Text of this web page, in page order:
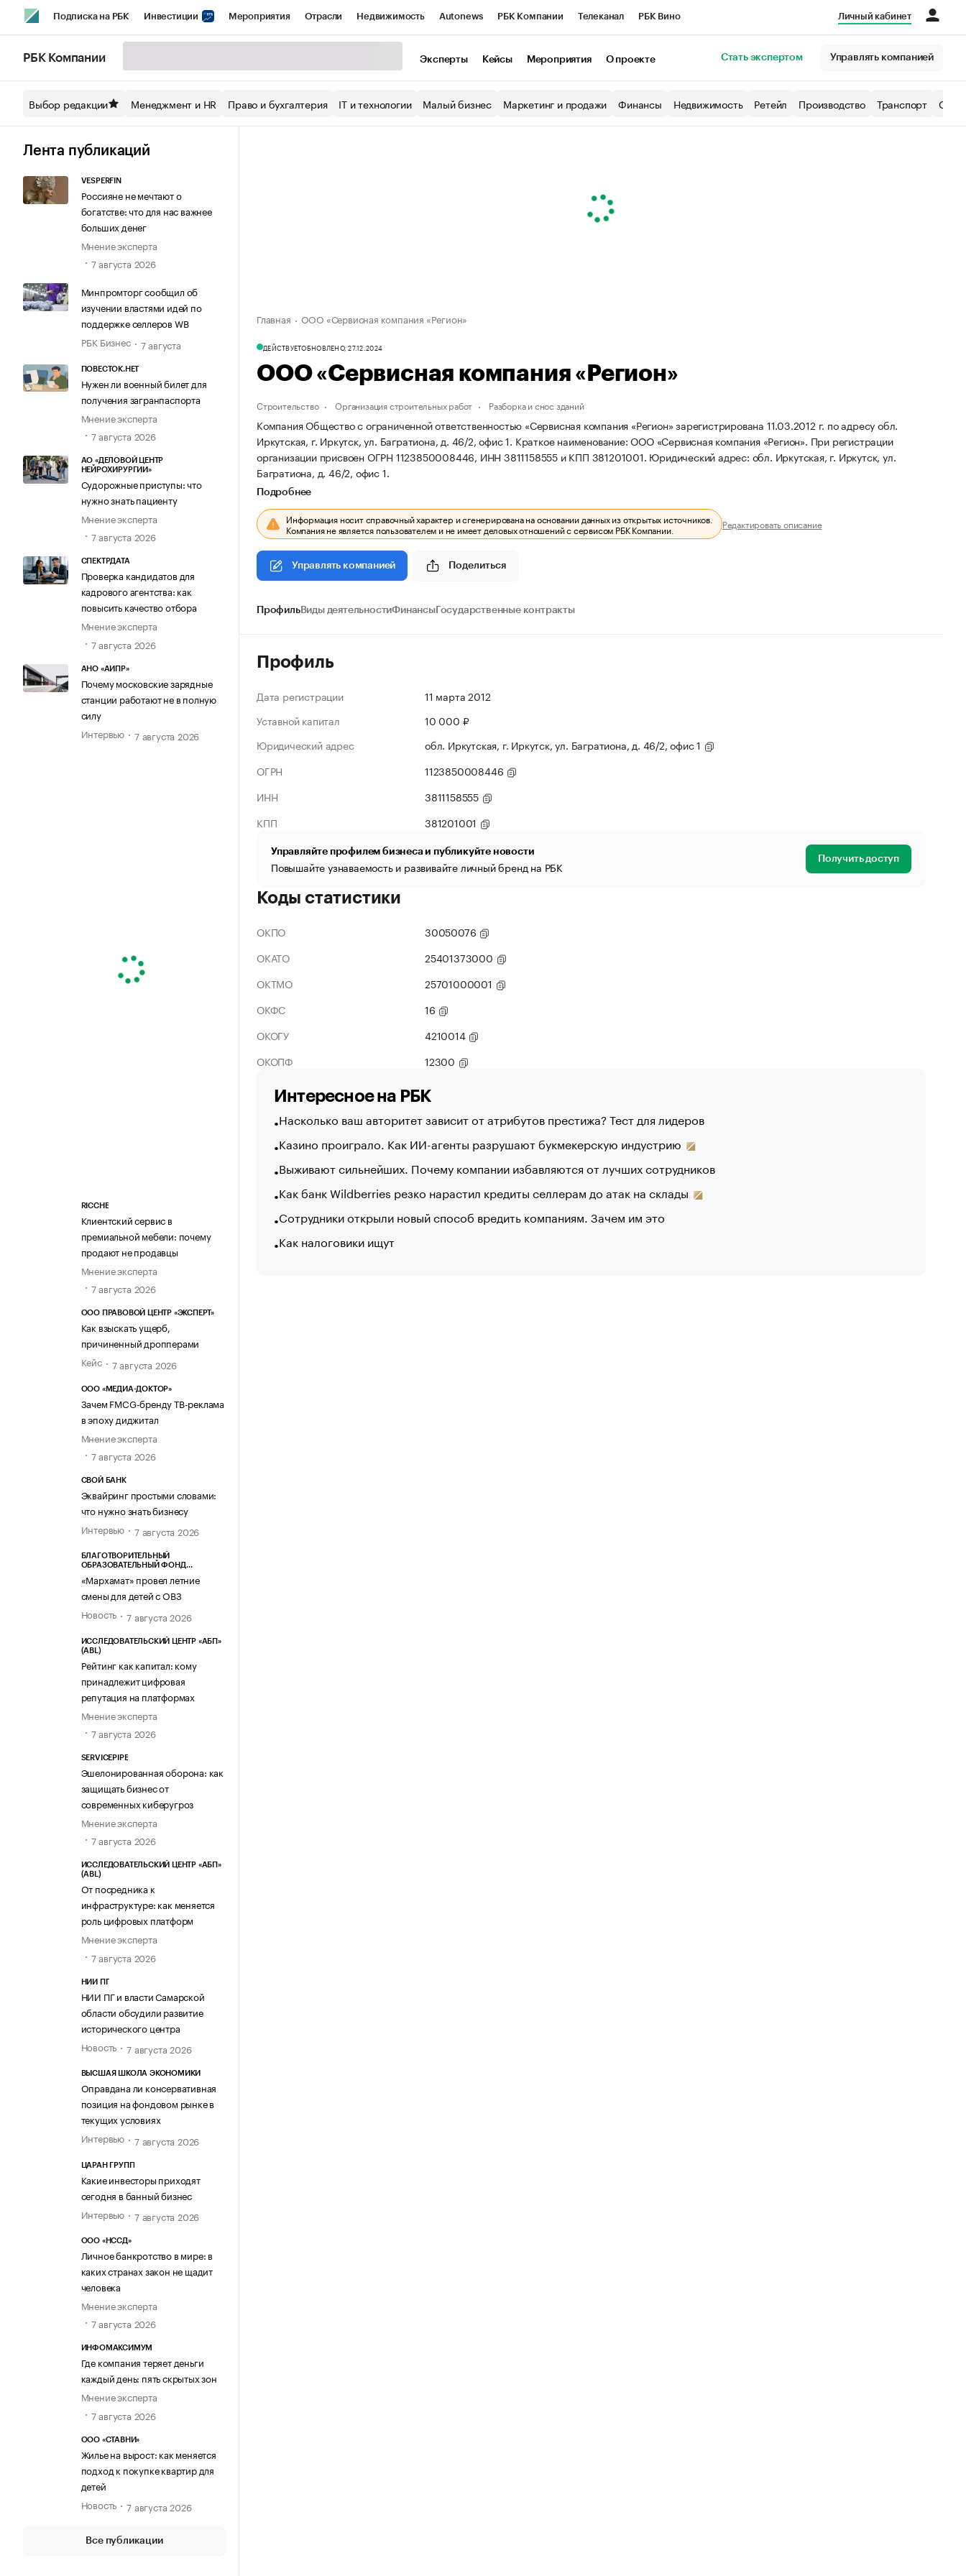
Подписка на РБК Инвестиции Мероприятия Отрасли Недвижимость Autonews РБК Компании Телеканал РБК Вино
Спецпроекты СПб Конференции СПб Спецпроекты Экономика Бизнес
Технологии и медиа
Личный кабинет
РБК Компании Эксперты Кейсы Мероприятия О проекте Стать экспертом Управлять компанией
Выбор редакции Менеджмент и HR Право и бухгалтерия IT и технологии Малый бизнес Маркетинг и продажи Финансы Недвижимость Ретейл Производство Транспорт
Лента публикаций
VESPERFIN
Россияне не мечтают о
богатстве: что для нас важнее
больших денег
Мнение эксперта
7 августа 2026
Минпромторг сообщил об
изучении властями идей по
поддержке селлеров WB
РБК Бизнес
7 августа
ПОВЕСТОК.НЕТ
Нужен ли военный билет для
получения загранпаспорта
Мнение эксперта
7 августа 2026
АО «ДЕЛОВОЙ ЦЕНТР
НЕЙРОХИРУРГИИ»
Судорожные приступы: что
нужно знать пациенту
Мнение эксперта
7 августа 2026
СПЕКТРДАТА
Проверка кандидатов для
кадрового агентства: как
повысить качество отбора
Мнение эксперта
7 августа 2026
АНО «АИПР»
Почему московские зарядные
станции работают не в полную
силу
Интервью
7 августа 2026
RICCHE
Клиентский сервис в
премиальной мебели: почему
продают не продавцы
Мнение эксперта
7 августа 2026
ООО ПРАВОВОЙ ЦЕНТР «ЭКСПЕРТ»
Как взыскать ущерб,
причиненный дропперами
Кейс
7 августа 2026
ООО «МЕДИА-ДОКТОР»
Зачем FMCG-бренду ТВ-реклама
в эпоху диджитал
Мнение эксперта
7 августа 2026
СВОЙ БАНК
Эквайринг простыми словами:
что нужно знать бизнесу
Интервью
7 августа 2026
БЛАГОТВОРИТЕЛЬНЫЙ
ОБРАЗОВАТЕЛЬНЫЙ ФОНД
«Мархамат» провел летние
смены для детей с ОВЗ
Новость
7 августа 2026
ИССЛЕДОВАТЕЛЬСКИЙ ЦЕНТР «АБП»
(ABL)
Рейтинг как капитал: кому
принадлежит цифровая
репутация на платформах
Мнение эксперта
7 августа 2026
SERVICEPIPE
Эшелонированная оборона: как
защищать бизнес от
современных киберугроз
Мнение эксперта
7 августа 2026
ИССЛЕДОВАТЕЛЬСКИЙ ЦЕНТР «АБП»
(ABL)
От посредника к
инфраструктуре: как меняется
роль цифровых платформ
Мнение эксперта
7 августа 2026
НИИ ПГ
НИИ ПГ и власти Самарской
области обсудили развитие
исторического центра
Новость
7 августа 2026
ВЫСШАЯ ШКОЛА ЭКОНОМИКИ
Оправдана ли консервативная
позиция на фондовом рынке в
текущих условиях
Интервью
7 августа 2026
ЦАРАН ГРУПП
Какие инвесторы приходят
сегодня в банный бизнес
Интервью
7 августа 2026
ООО «НССД»
Личное банкротство в мире: в
каких странах закон не щадит
человека
Мнение эксперта
7 августа 2026
ИНФОМАКСИМУМ
Где компания теряет деньги
каждый день: пять скрытых зон
Мнение эксперта
7 августа 2026
ООО «СТАВНИ»
Жилье на вырост: как меняется
подход к покупке квартир для
детей
Новость
7 августа 2026
Все публикации
Главная ООО «Сервисная компания «Регион»
ДЕЙСТВУЕТОБНОВЛЕНО, 27.12.2024
ООО «Сервисная компания «Регион»
Строительство Организация строительных работ Разборка и снос зданий
Компания Общество с ограниченной ответственностью «Сервисная компания «Регион» зарегистрирована 11.03.2012 г. по адресу обл.
Иркутская, г. Иркутск, ул. Багратиона, д. 46/2, офис 1. Краткое наименование: ООО «Сервисная компания «Регион». При регистрации
организации присвоен ОГРН 1123850008446, ИНН 3811158555 и КПП 381201001. Юридический адрес: обл. Иркутская, г. Иркутск, ул.
Багратиона, д. 46/2, офис 1.
Подробнее
Информация носит справочный характер и сгенерирована на основании данных из открытых источников.
Компания не является пользователем и не имеет деловых отношений с сервисом РБК Компании. Редактировать описание
Управлять компанией Поделиться
ПрофильВиды деятельностиФинансыГосударственные контракты
Профиль
Дата регистрации
11 марта 2012
Уставной капитал
10 000 ₽
Юридический адрес
обл. Иркутская, г. Иркутск, ул. Багратиона, д. 46/2, офис 1
ОГРН
1123850008446
ИНН
3811158555
КПП
381201001
Управляйте профилем бизнеса и публикуйте новости
Повышайте узнаваемость и развивайте личный бренд на РБК Получить доступ
Коды статистики
ОКПО
30050076
ОКАТО
25401373000
ОКТМО
25701000001
ОКФС
16
ОКОГУ
4210014
ОКОПФ
12300
Интересное на РБК
Насколько ваш авторитет зависит от атрибутов престижа? Тест для лидеров
Казино проиграло. Как ИИ-агенты разрушают букмекерскую индустрию
Выживают сильнейших. Почему компании избавляются от лучших сотрудников
Как банк Wildberries резко нарастил кредиты селлерам до атак на склады
Сотрудники открыли новый способ вредить компаниям. Зачем им это
Как налоговики ищут